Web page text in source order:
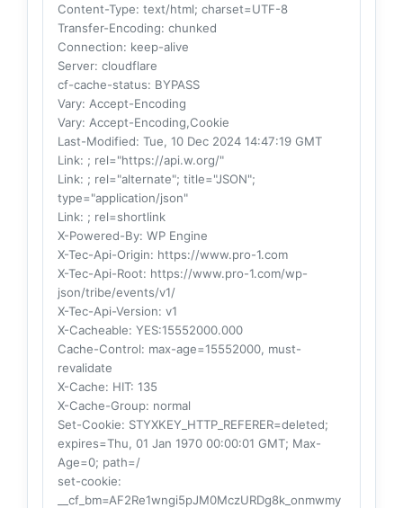
Content-Type: text/html; charset=UTF-8
Transfer-Encoding: chunked
Connection: keep-alive
Server: cloudflare
cf-cache-status: BYPASS
Vary: Accept-Encoding
Vary: Accept-Encoding,Cookie
Last-Modified: Tue, 10 Dec 2024 14:47:19 GMT
Link: ; rel="https://api.w.org/"
Link: ; rel="alternate"; title="JSON";
type="application/json"
Link: ; rel=shortlink
X-Powered-By: WP Engine
X-Tec-Api-Origin: https://www.pro-1.com
X-Tec-Api-Root: https://www.pro-1.com/wp-
json/tribe/events/v1/
X-Tec-Api-Version: v1
X-Cacheable: YES:15552000.000
Cache-Control: max-age=15552000, must-
revalidate
X-Cache: HIT: 135
X-Cache-Group: normal
Set-Cookie: STYXKEY_HTTP_REFERER=deleted;
expires=Thu, 01 Jan 1970 00:00:01 GMT; Max-
Age=0; path=/
set-cookie:
__cf_bm=AF2Re1wngi5pJM0MczURDg8k_onmwmy